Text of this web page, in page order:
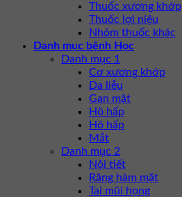
Thuốc xương khớp
Thuốc lợi niệu
Nhóm thuốc khác
Danh mục bệnh Học
Danh mục 1
Cơ xương khớp
Da liễu
Gan mật
Hô hấp
Hô hấp
Mắt
Danh mục 2
Nội tiết
Răng hàm mặt
Tai mũi họng